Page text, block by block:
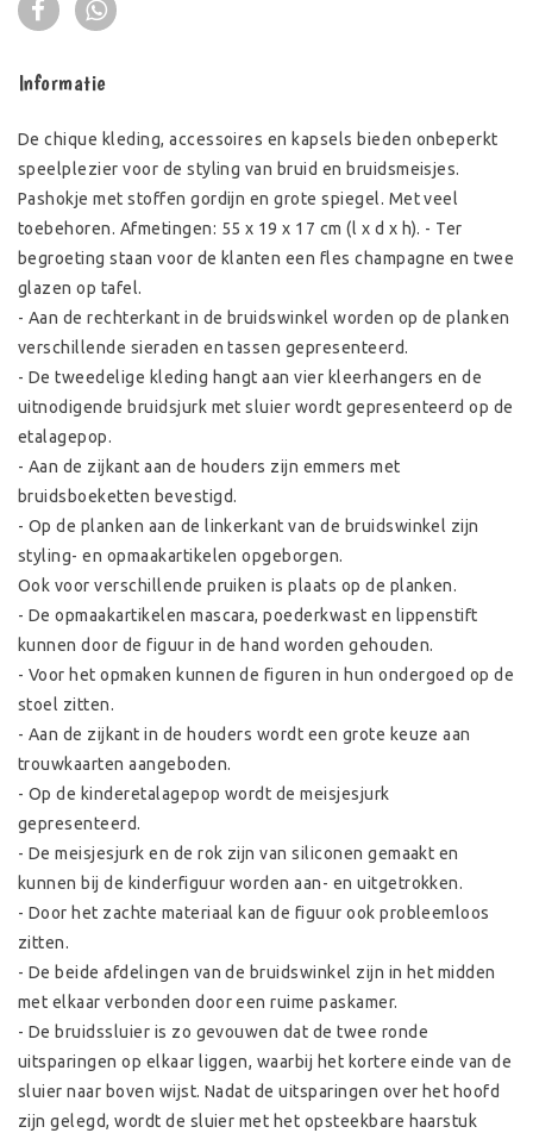
Informatie
De chique kleding, accessoires en kapsels bieden onbeperkt
speelplezier voor de styling van bruid en bruidsmeisjes.
Pashokje met stoffen gordijn en grote spiegel. Met veel
toebehoren. Afmetingen: 55 x 19 x 17 cm (l x d x h). - Ter
begroeting staan voor de klanten een fles champagne en twee
glazen op tafel.
- Aan de rechterkant in de bruidswinkel worden op de planken
verschillende sieraden en tassen gepresenteerd.
- De tweedelige kleding hangt aan vier kleerhangers en de
uitnodigende bruidsjurk met sluier wordt gepresenteerd op de
etalagepop.
- Aan de zijkant aan de houders zijn emmers met
bruidsboeketten bevestigd.
- Op de planken aan de linkerkant van de bruidswinkel zijn
styling- en opmaakartikelen opgeborgen.
Ook voor verschillende pruiken is plaats op de planken.
- De opmaakartikelen mascara, poederkwast en lippenstift
kunnen door de figuur in de hand worden gehouden.
- Voor het opmaken kunnen de figuren in hun ondergoed op de
stoel zitten.
- Aan de zijkant in de houders wordt een grote keuze aan
trouwkaarten aangeboden.
- Op de kinderetalagepop wordt de meisjesjurk
gepresenteerd.
- De meisjesjurk en de rok zijn van siliconen gemaakt en
kunnen bij de kinderfiguur worden aan- en uitgetrokken.
- Door het zachte materiaal kan de figuur ook probleemloos
zitten.
- De beide afdelingen van de bruidswinkel zijn in het midden
met elkaar verbonden door een ruime paskamer.
- De bruidssluier is zo gevouwen dat de twee ronde
uitsparingen op elkaar liggen, waarbij het kortere einde van de
sluier naar boven wijst. Nadat de uitsparingen over het hoofd
zijn gelegd, wordt de sluier met het opsteekbare haarstuk